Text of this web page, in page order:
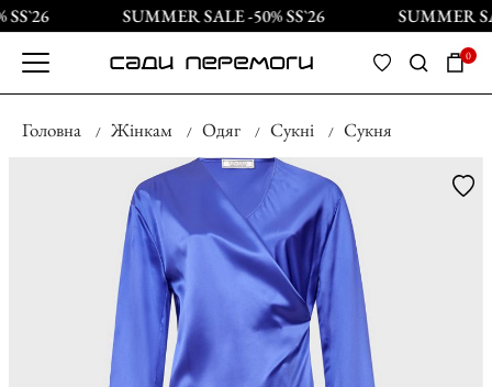
SUMMER SALE -50% SS`26 SUMMER
0
Головна Жінкам Одяг Сукні Сукня